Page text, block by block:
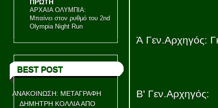
ΠΡΩΤΗ
ΑΡΧΑΙΑ ΟΛΥΜΠΙΑ:
Μπαίνει στον ρυθμό του 2nd
Olympia Night Run
BEST POST
ΑΝΑΚΟΙΝΩΣΗ: ΜΕΤΑΓΡΑΦΗ
ΔΗΜΗΤΡΗ ΚΟΛΛΙΑ ΑΠΟ
Ά Γεν.Αρχηγός:
Β' Γεν.Αρχηγός: